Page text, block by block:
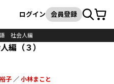
検索
ログイン 会員登録カート
社会人編
編（３）
子／ 小林まこと